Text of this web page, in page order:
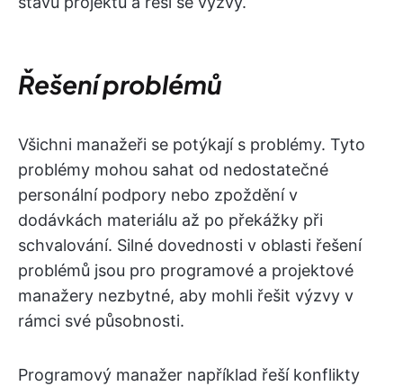
Řešení problémů
Všichni manažeři se potýkají s problémy. Tyto
problémy mohou sahat od nedostatečné
personální podpory nebo zpoždění v
dodávkách materiálu až po překážky při
schvalování. Silné dovednosti v oblasti řešení
problémů jsou pro programové a projektové
manažery nezbytné, aby mohli řešit výzvy v
rámci své působnosti.
Programový manažer například řeší konflikty